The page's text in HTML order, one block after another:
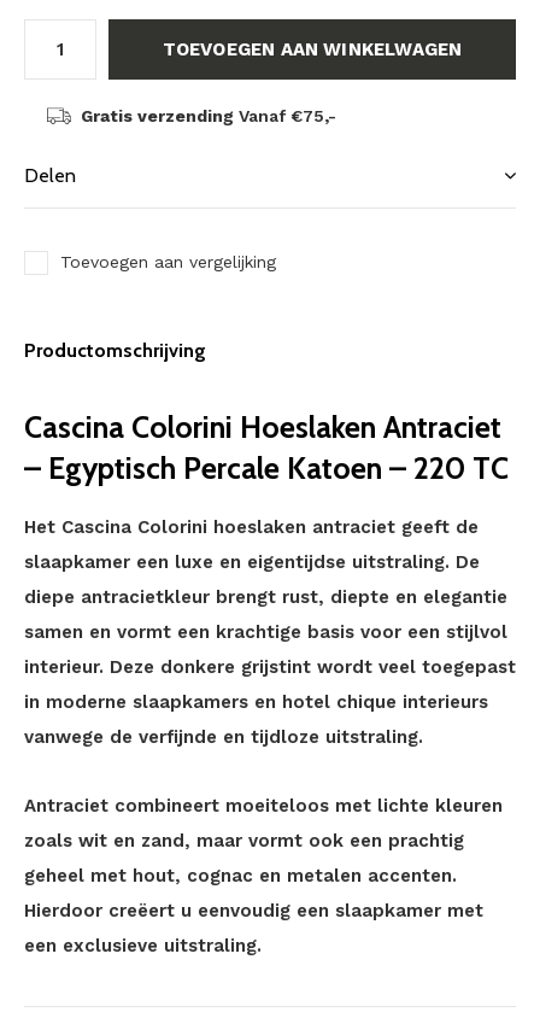
TOEVOEGEN AAN WINKELWAGEN
Gratis verzending Vanaf €75,-
Delen
Toevoegen aan vergelijking
Productomschrijving
Cascina Colorini Hoeslaken Antraciet
– Egyptisch Percale Katoen – 220 TC
Het Cascina Colorini hoeslaken antraciet geeft de
slaapkamer een luxe en eigentijdse uitstraling. De
diepe antracietkleur brengt rust, diepte en elegantie
samen en vormt een krachtige basis voor een stijlvol
interieur. Deze donkere grijstint wordt veel toegepast
in moderne slaapkamers en hotel chique interieurs
vanwege de verfijnde en tijdloze uitstraling.
Antraciet combineert moeiteloos met lichte kleuren
zoals wit en zand, maar vormt ook een prachtig
geheel met hout, cognac en metalen accenten.
Hierdoor creëert u eenvoudig een slaapkamer met
een exclusieve uitstraling.